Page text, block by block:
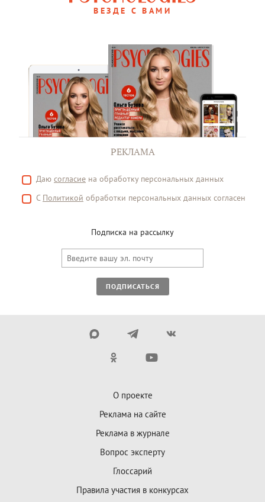
ВЕЗДЕ С ВАМИ
РЕКЛАМА
Даю согласие на обработку персональных данных
С Политикой обработки персональных данных согласен
Подписка на рассылку
ПОДПИСАТЬСЯ
О проекте
Реклама на сайте
Реклама в журнале
Вопрос эксперту
Глоссарий
Правила участия в конкурсах